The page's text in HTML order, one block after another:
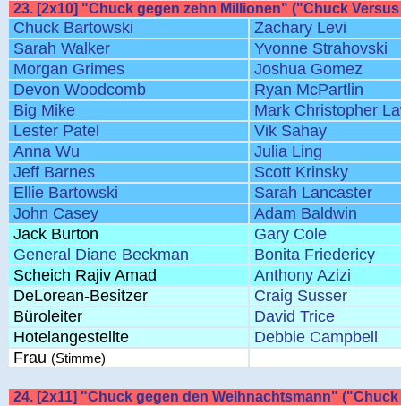
23. [2x10] "Chuck gegen zehn Millionen" ("Chuck
Chuck Bartowski
Zachary Levi
Sarah Walker
Yvonne Strahovski
Morgan Grimes
Joshua Gomez
Devon Woodcomb
Ryan McPartlin
Big Mike
Mark Christopher
Lester Patel
Vik Sahay
Anna Wu
Julia Ling
Jeff Barnes
Scott Krinsky
Ellie Bartowski
Sarah Lancaster
John Casey
Adam Baldwin
Jack Burton
Gary Cole
General Diane Beckman
Bonita Friedericy
Scheich Rajiv Amad
Anthony Azizi
DeLorean-Besitzer
Craig Susser
Büroleiter
David Trice
Hotelangestellte
Debbie Campbell
Frau (Stimme)
24. [2x11] "Chuck gegen den Weihnachtsmann"